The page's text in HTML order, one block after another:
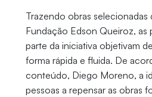
Trazendo obras selecionadas
Fundação Edson Queiroz, as
parte da iniciativa objetivam
forma rápida e fluida. De
conteúdo, Diego Moreno, a
pessoas a repensar as obras